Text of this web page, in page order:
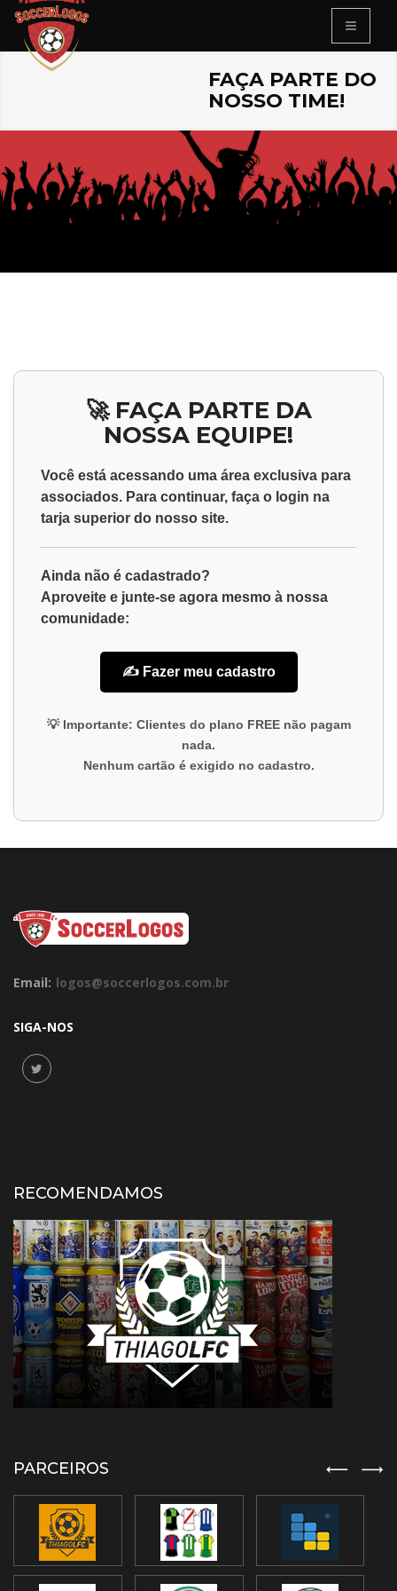
FAÇA PARTE DO
NOSSO TIME!
🚀 FAÇA PARTE DA
NOSSA EQUIPE!
Você está acessando uma área exclusiva para
associados. Para continuar, faça o login na
tarja superior do nosso site.
Ainda não é cadastrado?
Aproveite e junte-se agora mesmo à nossa
comunidade:
✍️ Fazer meu cadastro
💡 Importante: Clientes do plano FREEnão pagam
nada.
Nenhum cartão é exigido no cadastro.
Email: logos@soccerlogos.com.br
SIGA-NOS
RECOMENDAMOS
PARCEIROS